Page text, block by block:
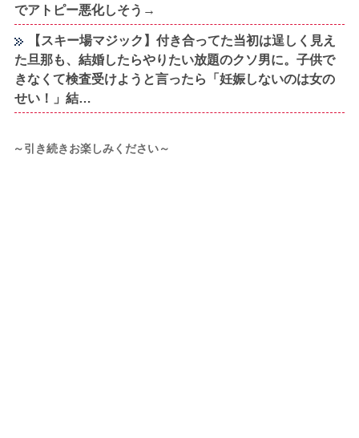
でアトピー悪化しそう→
【スキー場マジック】付き合ってた当初は逞しく見え
た旦那も、結婚したらやりたい放題のクソ男に。子供で
きなくて検査受けようと言ったら「妊娠しないのは女の
せい！」結…
～引き続きお楽しみください～